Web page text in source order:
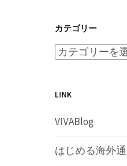
カテゴリー
LINK
VIVABlog
はじめる海外